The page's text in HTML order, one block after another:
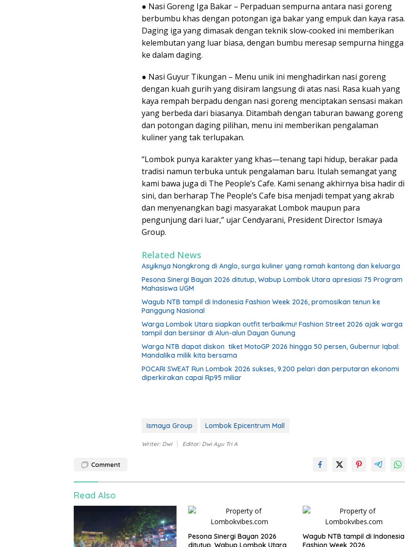
● Nasi Goreng Iga Bakar – Perpaduan sempurna antara nasi goreng
berbumbu khas dengan potongan iga bakar yang empuk dan kaya rasa.
Daging iga yang dimasak dengan teknik slow-cooked ini memberikan
kelembutan yang luar biasa, dengan bumbu meresap sempurna hingga
ke dalam daging.
● Nasi Guyur Tikungan – Menu unik ini menghadirkan nasi goreng
dengan kuah gurih yang disiram langsung di atas nasi. Rasa kuah yang
kaya rempah berpadu dengan nasi goreng menciptakan sensasi makan
yang berbeda dari biasanya. Ditambah dengan taburan bawang goreng
dan potongan daging pilihan, menu ini memberikan pengalaman
kuliner yang tak terlupakan.
“Lombok punya karakter yang khas—tenang tapi hidup, berakar pada
tradisi namun terbuka untuk pengalaman baru. Itulah semangat yang
kami bawa juga di The People’s Cafe. Kami senang akhirnya bisa hadir di
sini, dan berharap The People’s Cafe bisa menjadi tempat yang akrab
dan menyenangkan bagi masyarakat Lombok maupun para
pengunjung dari luar,” ujar Cendyarani, President Director Ismaya
Group.
Related News
Asyiknya Nongkrong di Anglo, surga kuliner yang ramah kantong dan keluarga
Pesona Sinergi Bayan 2026 ditutup, Wabup Lombok Utara apresiasi 75 Program
Mahasiswa UGM
Wagub NTB tampil di Indonesia Fashion Week 2026, promosikan tenun ke
Panggung Nasional
Warga Lombok Utara siapkan outfit terbaikmu! Fashion Street 2026 ajak warga
tampil dan bersinar di Alun-alun Dayan Gunung
Warga NTB dapat diskon tiket MotoGP 2026 hingga 50 persen, Gubernur Iqbal:
Mandalika milik kita bersama
POCARI SWEAT Run Lombok 2026 sukses, 9.200 pelari dan perputaran ekonomi
diperkirakan capai Rp95 miliar
Ismaya Group Lombok Epicentrum Mall
Writer: Dwi Editor: Dwi Ayu Tri A
Comment
Read Also
Pesona Sinergi Bayan 2026
ditutup, Wabup Lombok Utara
Wagub NTB tampil di Indonesia
Fashion Week 2026,